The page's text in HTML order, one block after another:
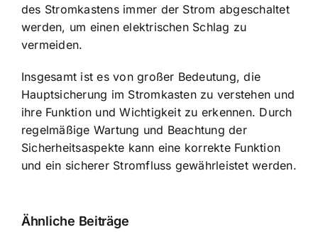
des Stromkastens immer der Strom abgeschaltet
werden, um einen elektrischen Schlag zu
vermeiden.
Insgesamt ist es von großer Bedeutung, die
Hauptsicherung im Stromkasten zu verstehen und
ihre Funktion und Wichtigkeit zu erkennen. Durch
regelmäßige Wartung und Beachtung der
Sicherheitsaspekte kann eine korrekte Funktion
und ein sicherer Stromfluss gewährleistet werden.
Ähnliche Beiträge